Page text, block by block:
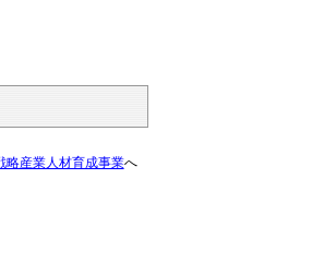
略産業人材育成事業へ